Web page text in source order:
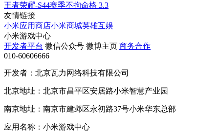
王者荣耀-S44赛季不拘命格 3.3
友情链接
小米应用商店小米商城英雄互娱
小米游戏中心
开发者平台 微信公众号 微博主页 商务合作
010-60606666
开发者：北京瓦力网络科技有限公司
北京地址：北京市昌平区安居路小米智慧产业园
南京地址：南京市建邺区永初路37号小米华东总部
应用名称：小米游戏中心